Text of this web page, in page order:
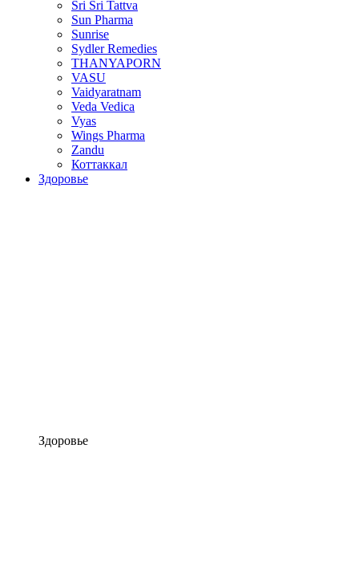
Sri Sri Tattva
Sun Pharma
Sunrise
Sydler Remedies
THANYAPORN
VASU
Vaidyaratnam
Veda Vedica
Vyas
Wings Pharma
Zandu
Коттаккал
Здоровье
Здоровье